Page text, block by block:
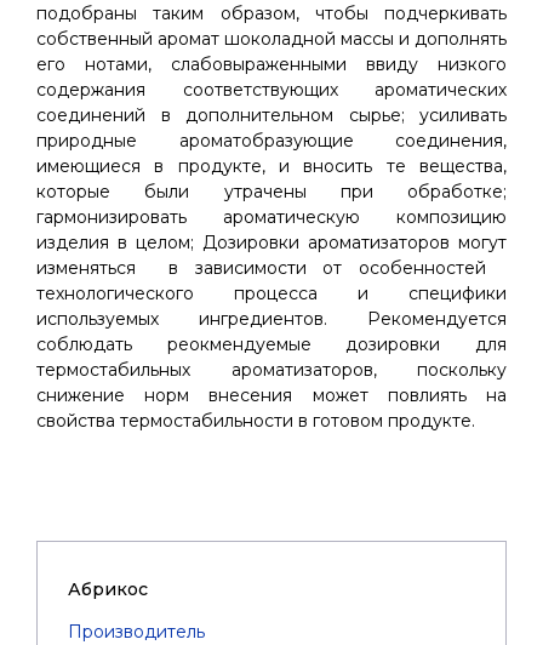
подобраны таким образом, чтобы подчеркивать
собственный аромат шоколадной массы и дополнять
его нотами, слабовыраженными ввиду низкого
содержания соответствующих ароматических
соединений в дополнительном сырье; усиливать
природные ароматобразующие соединения,
имеющиеся в продукте, и вносить те вещества,
которые были утрачены при обработке;
гармонизировать ароматическую композицию
изделия в целом; Дозировки ароматизаторов могут
изменяться в зависимости от особенностей
технологического процесса и специфики
используемых ингредиентов. Рекомендуется
соблюдать реокмендуемые дозировки для
термостабильных ароматизаторов, поскольку
снижение норм внесения может повлиять на
свойства термостабильности в готовом продукте.
Абрикос
Производитель